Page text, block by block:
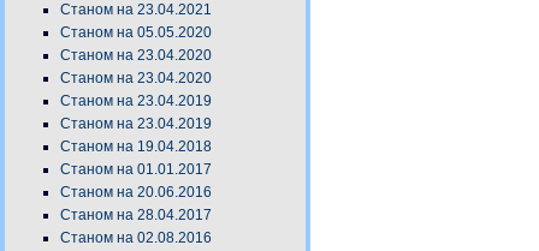
Станом на 23.04.2021
Станом на 05.05.2020
Станом на 23.04.2020
Станом на 23.04.2020
Станом на 23.04.2019
Станом на 23.04.2019
Станом на 19.04.2018
Станом на 01.01.2017
Станом на 20.06.2016
Станом на 28.04.2017
Станом на 02.08.2016